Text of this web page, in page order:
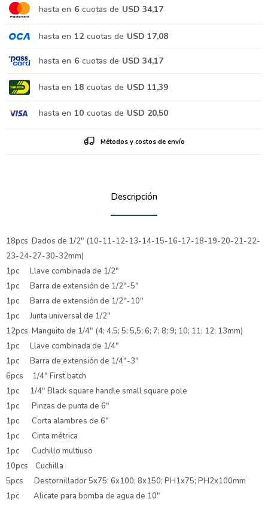
hasta en 6 cuotas de USD 34,17
hasta en 12 cuotas de USD 17,08
hasta en 6 cuotas de USD 34,17
hasta en 18 cuotas de USD 11,39
hasta en 10 cuotas de USD 20,50
Métodos y costos de envío
Descripción
18pcs Dados de 1/2" (10-11-12-13-14-15-16-17-18-19-20-21-22-
23-24-27-30-32mm)
1pc Llave combinada de 1/2"
1pc Barra de extensión de 1/2"-5"
1pc Barra de extensión de 1/2"-10"
1pc Junta universal de 1/2"
12pcs Manguito de 1/4" (4; 4,5; 5; 5,5; 6; 7; 8; 9; 10; 11; 12; 13mm)
1pc Llave combinada de 1/4"
1pc Barra de extensión de 1/4"-3"
6pcs 1/4" First batch
1pc 1/4" Black square handle small square pole
1pc Pinzas de punta de 6"
1pc Corta alambres de 6"
1pc Cinta métrica
1pc Cuchillo multiuso
10pcs Cuchilla
5pcs Destornillador 5x75; 6x100; 8x150; PH1x75; PH2x100mm
1pc Alicate para bomba de agua de 10"